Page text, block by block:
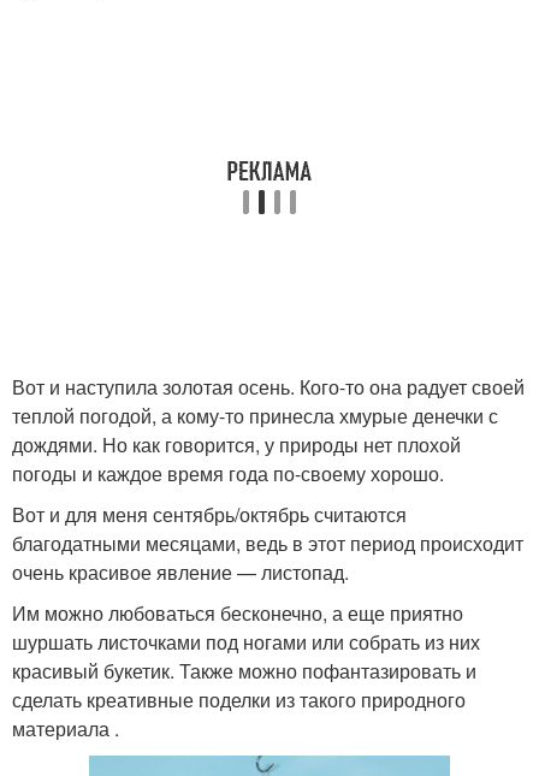
Интересные идеи Сад из овощей
Осень в детский сад Осенние идеи
Детская корона
Вот и наступила золотая осень. Кого-то она радует своей
теплой погодой, а кому-то принесла хмурые денечки с
дождями. Но как говорится, у природы нет плохой
погоды и каждое время года по-своему хорошо.
Вот и для меня сентябрь/октябрь считаются
благодатными месяцами, ведь в этот период происходит
очень красивое явление — листопад.
Им можно любоваться бесконечно, а еще приятно
шуршать листочками под ногами или собрать из них
красивый букетик. Также можно пофантазировать и
сделать креативные поделки из такого природного
материала .